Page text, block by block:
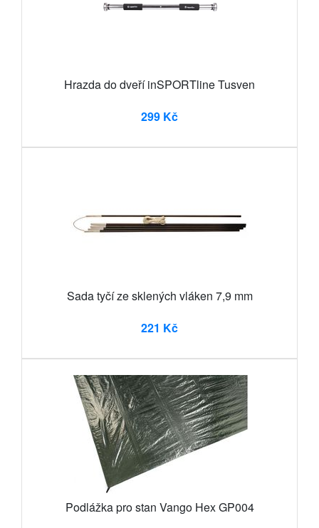
Hrazda do dveří inSPORTline Tusven
299 Kč
Sada tyčí ze sklených vláken 7,9 mm
221 Kč
Podlážka pro stan Vango Hex GP004